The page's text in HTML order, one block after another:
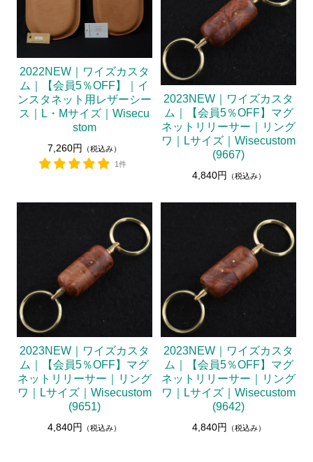
2022NEW｜ワイズカスタ
ム｜【会員5％OFF】｜イ
ンスタネット用レザーシー
ス｜L・Mサイズ｜Wisecu
stom
7,260円
（税込み）
1件
2023NEW｜ワイズカスタ
ム｜【会員5％OFF】マグ
ネットリリーサー｜リング
ワ｜Lサイズ｜Wisecustom
(9667)
4,840円 （税込み）
2023NEW｜ワイズカスタ
ム｜【会員5％OFF】マグ
ネットリリーサー｜リング
ワ｜Lサイズ｜Wisecustom
(9651)
4,840円 （税込み）
2023NEW｜ワイズカスタ
ム｜【会員5％OFF】マグ
ネットリリーサー｜リング
ワ｜Lサイズ｜Wisecustom
(9642)
4,840円 （税込み）